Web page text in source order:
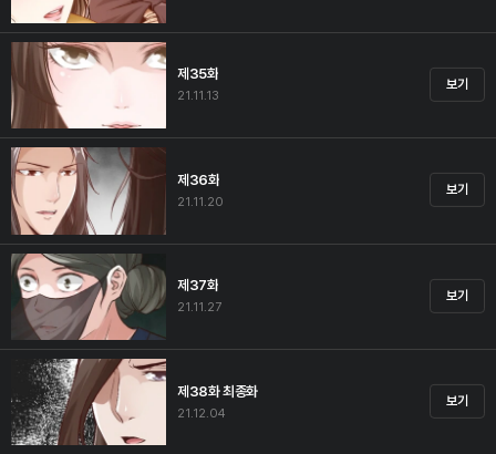
제35화
21.11.13
보기
제36화
21.11.20
보기
제37화
21.11.27
보기
제38화 최종화
21.12.04
보기